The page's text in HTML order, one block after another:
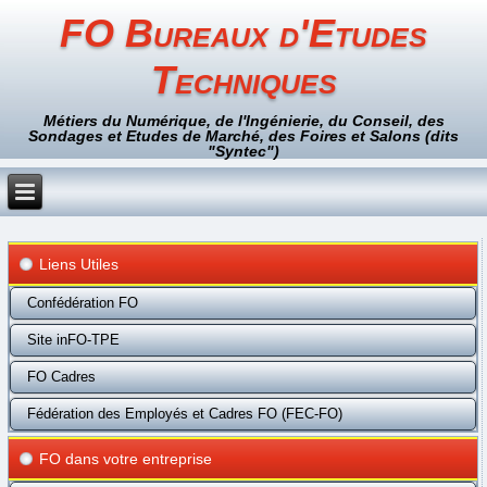
FO Bureaux d'Etudes
Techniques
Métiers du Numérique, de l'Ingénierie, du Conseil, des
Sondages et Etudes de Marché, des Foires et Salons (dits
"Syntec")
Liens Utiles
Confédération FO
Site inFO-TPE
FO Cadres
Fédération des Employés et Cadres FO (FEC-FO)
FO dans votre entreprise